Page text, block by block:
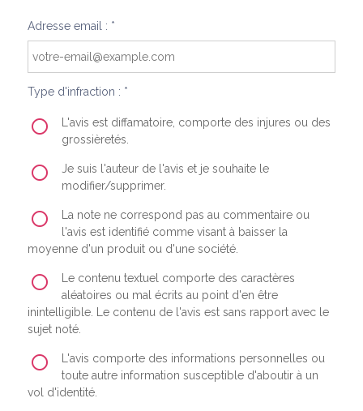
Adresse email : *
Type d'infraction : *
L'avis est diffamatoire, comporte des injures ou des
grossièretés.
Je suis l'auteur de l'avis et je souhaite le
modifier/supprimer.
La note ne correspond pas au commentaire ou
l'avis est identifié comme visant à baisser la
moyenne d'un produit ou d'une société.
Le contenu textuel comporte des caractères
aléatoires ou mal écrits au point d'en être
inintelligible. Le contenu de l'avis est sans rapport avec le
sujet noté.
L'avis comporte des informations personnelles ou
toute autre information susceptible d'aboutir à un
vol d'identité.